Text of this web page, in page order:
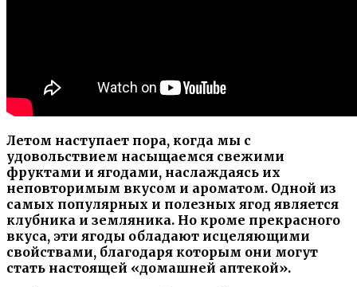
Летом наступает пора, когда мы с
удовольствием насыщаемся свежими
фруктами и ягодами, наслаждаясь их
неповторимым вкусом и ароматом. Одной из
самых популярных и полезных ягод является
клубника и земляника. Но кроме прекрасного
вкуса, эти ягоды обладают исцеляющими
свойствами, благодаря которым они могут
стать настоящей «домашней аптекой».